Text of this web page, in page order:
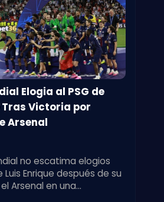
Elogia al PSG de
Tras Victoria por
Arsenal
no escatima elogios
Luis Enrique después de su
Arsenal en una